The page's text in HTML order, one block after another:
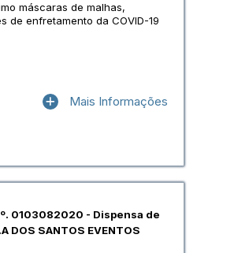
máscaras de malhas,
de enfretamento da COVID-19
Mais Informações
0103082020 - Dispensa de
DOS SANTOS EVENTOS